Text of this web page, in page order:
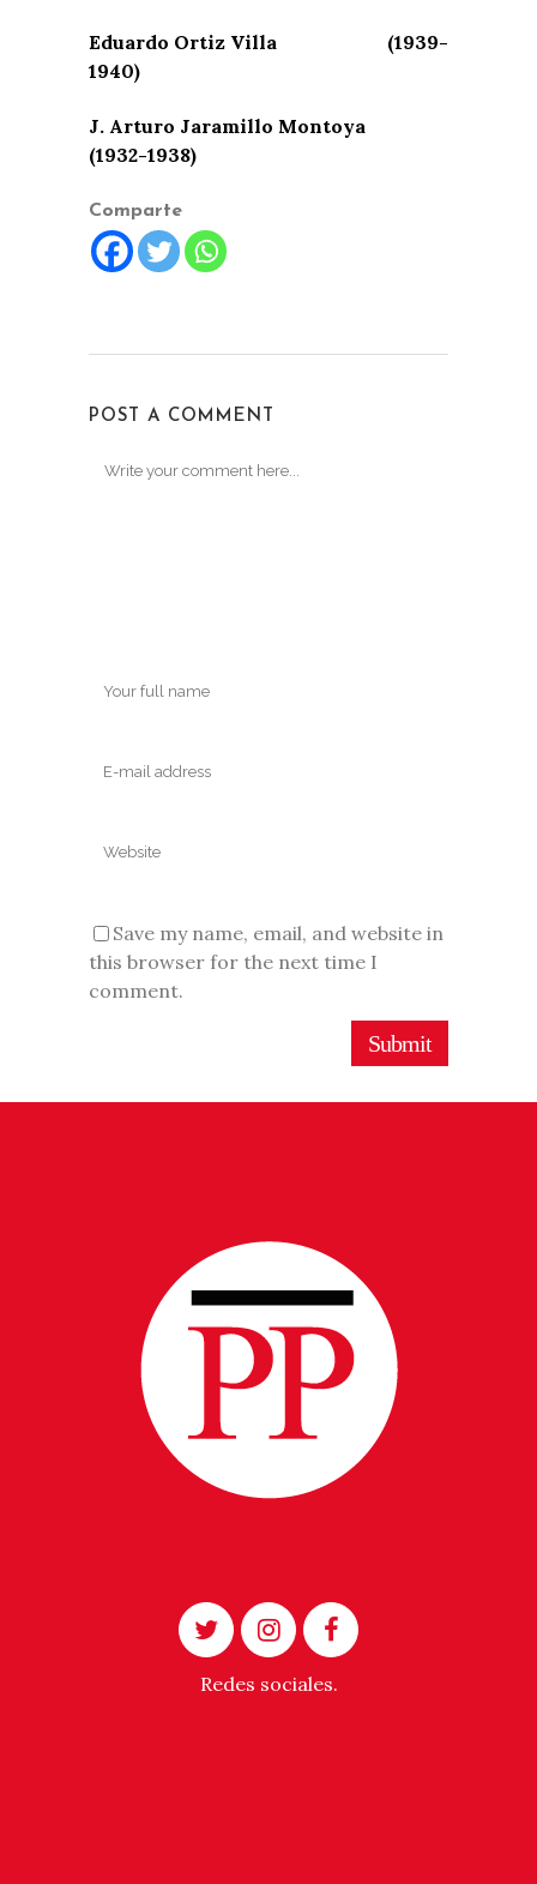
Eduardo Ortiz Villa (1939-
1940)
J. Arturo Jaramillo Montoya
(1932-1938)
Comparte
POST A COMMENT
Save my name, email, and website in
this browser for the next time I
comment.
Redes sociales.